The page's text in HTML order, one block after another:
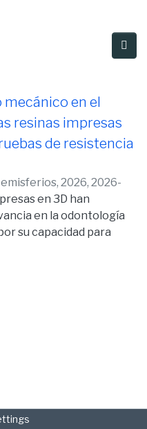
mecánico en el
resinas impresas
de resistencia
2026, 2026-
Solorzano, Gabriela
en 3D han
en la odontología
su capacidad para